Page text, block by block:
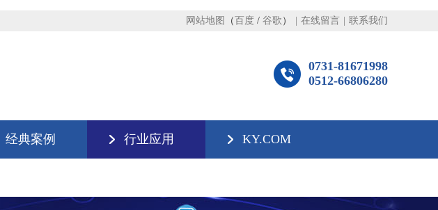
网站地图 （ 百度 / 谷歌 ） 在线留言 联系我们
0731-81671998
0512-66806280
经典案例 行业应用 KY.COM